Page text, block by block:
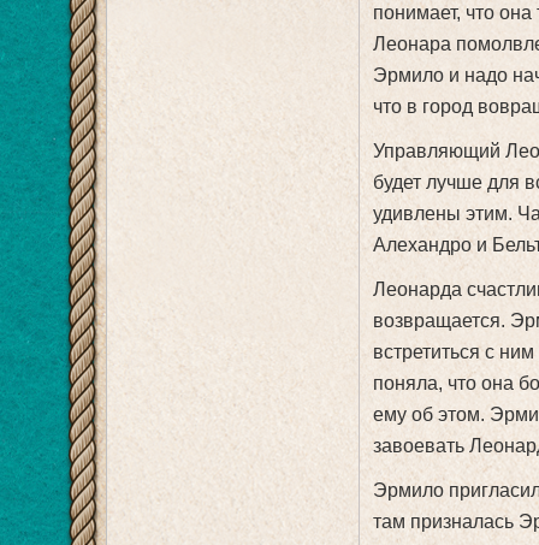
понимает, что
Леонара
Эрмило и надо
что в город
Управляющий
будет лучше для
удивлены этим.
Алехандро и
Леонарда
возвращается.
встретиться с
поняла, что она
ему об этом.
завоевать
Эрмило
там призналась